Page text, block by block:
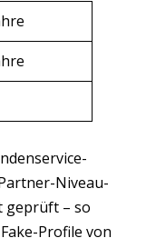
Niveau-
geprüft – so
Profile von